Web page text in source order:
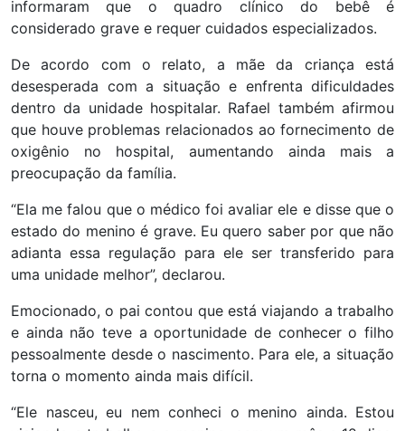
informaram que o quadro clínico do bebê é
considerado grave e requer cuidados especializados.
De acordo com o relato, a mãe da criança está
desesperada com a situação e enfrenta dificuldades
dentro da unidade hospitalar. Rafael também afirmou
que houve problemas relacionados ao fornecimento de
oxigênio no hospital, aumentando ainda mais a
preocupação da família.
“Ela me falou que o médico foi avaliar ele e disse que o
estado do menino é grave. Eu quero saber por que não
adianta essa regulação para ele ser transferido para
uma unidade melhor”, declarou.
Emocionado, o pai contou que está viajando a trabalho
e ainda não teve a oportunidade de conhecer o filho
pessoalmente desde o nascimento. Para ele, a situação
torna o momento ainda mais difícil.
“Ele nasceu, eu nem conheci o menino ainda. Estou